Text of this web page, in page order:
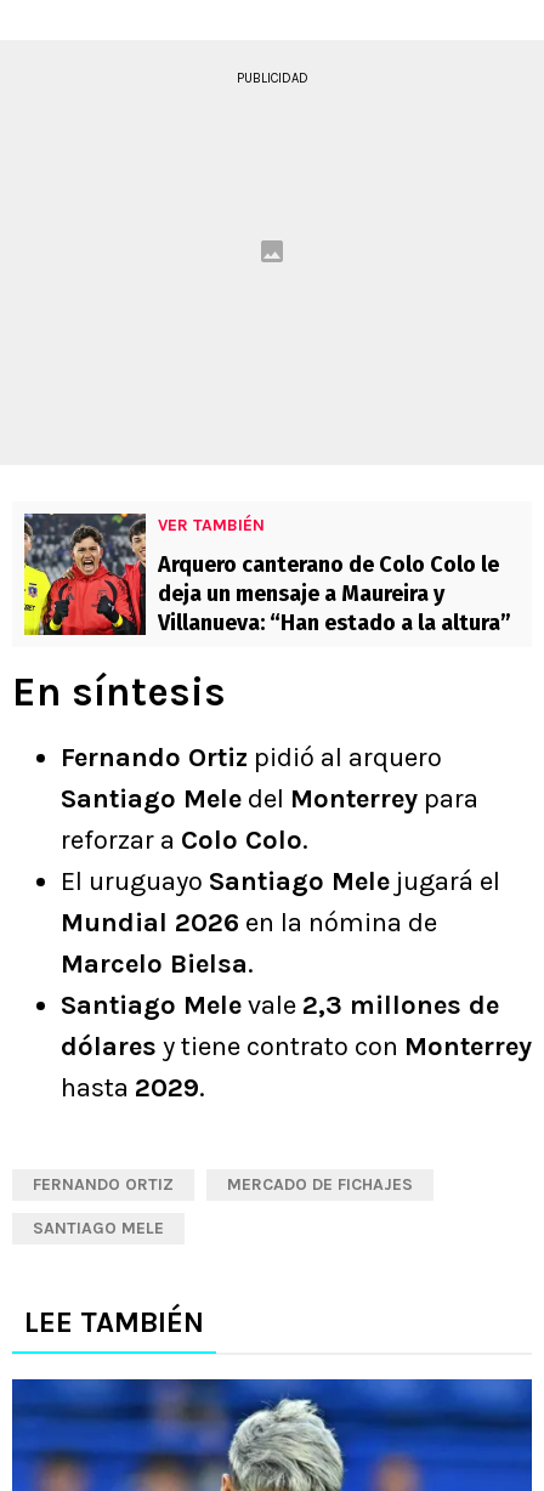
PUBLICIDAD
VER TAMBIÉN
Arquero canterano de Colo Colo le
deja un mensaje a Maureira y
Villanueva: “Han estado a la altura”
En síntesis
Fernando Ortiz pidió al arquero
Santiago Mele del Monterrey para
reforzar a Colo Colo.
El uruguayo Santiago Mele jugará el
Mundial 2026 en la nómina de
Marcelo Bielsa.
Santiago Melevale 2,3 millones de
dólares y tiene contrato con Monterrey
hasta 2029.
FERNANDO ORTIZ MERCADO DE FICHAJES
SANTIAGO MELE
LEE TAMBIÉN